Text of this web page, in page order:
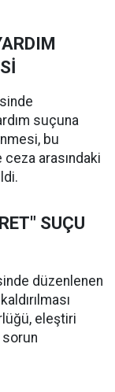
suçuna
bu
arasındaki
SUÇU
düzenlenen
eleştiri
sorun